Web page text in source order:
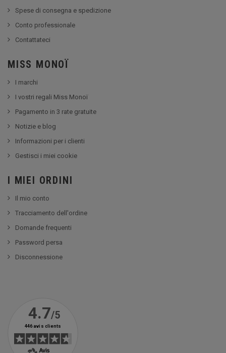
Spese di consegna e spedizione
Conto professionale
Contattateci
MISS MONOÏ
I marchi
I vostri regali Miss Monoï
Pagamento in 3 rate gratuite
Notizie e blog
Informazioni per i clienti
Gestisci i miei cookie
I MIEI ORDINI
Il mio conto
Tracciamento dell'ordine
Domande frequenti
Password persa
Disconnessione